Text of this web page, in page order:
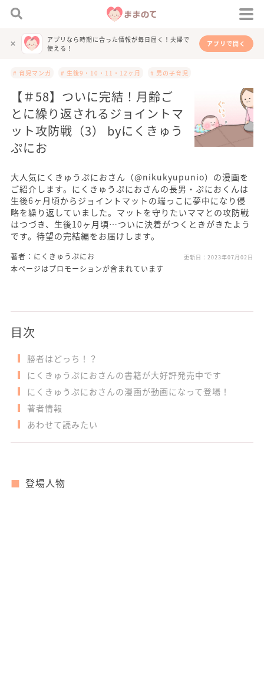
アプリなら時期に合った情報が毎日届く！夫婦で
使える！
アプリで開く
# 育児マンガ # 生後9・10・11・12ヶ月 # 男の子育児
【＃58】ついに完結！月齢ご
とに繰り返されるジョイントマ
ット攻防戦（3） byにくきゅう
ぷにお
大人気にくきゅうぷにおさん（@nikukyupunio）の漫画を
ご紹介します。にくきゅうぷにおさんの長男・ぷにおくんは
生後6ヶ月頃からジョイントマットの端っこに夢中になり侵
略を繰り返していました。マットを守りたいママとの攻防戦
はつづき、生後10ヶ月頃…ついに決着がつくときがきたよう
です。待望の完結編をお届けします。
著者：にくきゅうぷにお 更新日： 2023年07月02日
本ページはプロモーションが含まれています
目次
勝者はどっち！？
にくきゅうぷにおさんの書籍が大好評発売中です
にくきゅうぷにおさんの漫画が動画になって登場！
著者情報
あわせて読みたい
登場人物